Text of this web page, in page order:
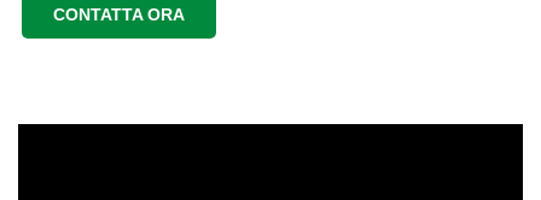
CONTATTA ORA